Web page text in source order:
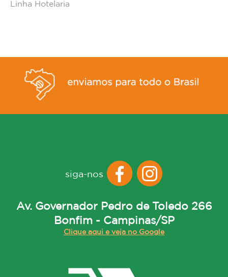
Linha Hotelaria
siga-nos
Av. Governador Pedro de Toledo 266
Bonfim - Campinas/SP
Clique aqui e veja no Google